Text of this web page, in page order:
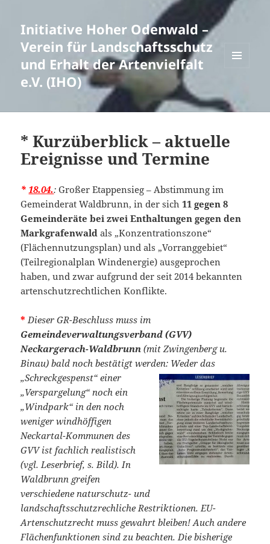
Initiative Hoher Odenwald –
Verein für Landschaftsschutz
und Erhalt der Artenvielfalt
e.V. (IHO)
* Kurzüberblick – aktuelle
Ereignisse und Termine
* 18.04.: Großer Etappensieg – Abstimmung im
Gemeinderat Waldbrunn, in der sich 11 gegen 8
Gemeinderäte bei zwei Enthaltungen gegen den
Markgrafenwald als „Konzentrationszone“
(Flächennutzungsplan) und als „Vorranggebiet“
(Teilregionalplan Windenergie) ausgeprochen
haben, und zwar aufgrund der seit 2014 bekannten
artenschutzrechtlichen Konflikte.
* Dieser GR-Beschluss muss im
Gemeindeverwaltungsverband (GVV)
Neckargerach-Waldbrunn (mit Zwingenberg u.
Binau) bald noch bestätigt werden: Weder das
„Schreckgespenst“ einer
„Verspargelung“ noch ein
„Windpark“ in den noch
weniger windhöffigen
Neckartal-Kommunen des
GVV ist fachlich realistisch
(vgl. Leserbrief, s. Bild). In
Waldbrunn greifen
verschiedene naturschutz- und
landschaftsschutzrechliche Restriktionen. EU-
Artenschutzrecht muss gewahrt bleiben! Auch andere
Flächenfunktionen sind zu beachten. Die bisherige